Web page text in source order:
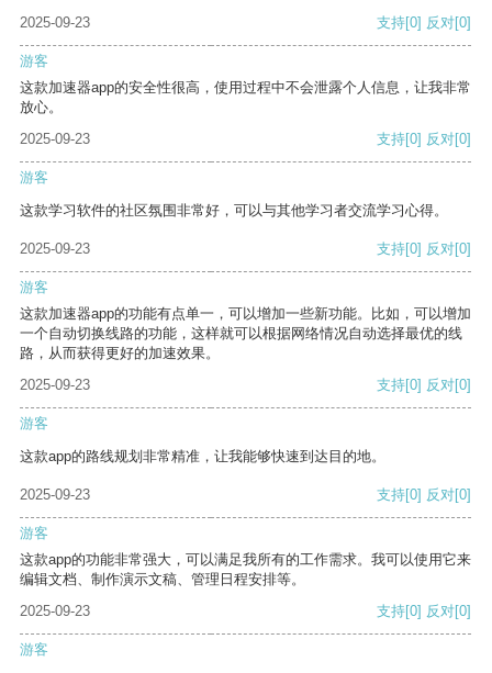
2025-09-23 支持[0] 反对[0]
游客
这款加速器app的安全性很高，使用过程中不会泄露个人信息，让我非常
放心。
2025-09-23
支持[0] 反对[0]
游客
这款学习软件的社区氛围非常好，可以与其他学习者交流学习心得。
2025-09-23 支持[0] 反对[0]
游客
这款加速器app的功能有点单一，可以增加一些新功能。比如，可以增加
一个自动切换线路的功能，这样就可以根据网络情况自动选择最优的线
路，从而获得更好的加速效果。
2025-09-23
支持[0] 反对[0]
游客
这款app的路线规划非常精准，让我能够快速到达目的地。
2025-09-23 支持[0] 反对[0]
游客
这款app的功能非常强大，可以满足我所有的工作需求。我可以使用它来
编辑文档、制作演示文稿、管理日程安排等。
2025-09-23
支持[0] 反对[0]
游客